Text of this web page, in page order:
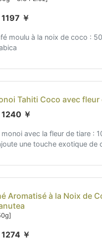
￥
moulu à la noix de coco :
Tahiti Coco avec fleur
￥
monoi avec la fleur de tiare :
une touche exotique de
Aromatisé à la Noix de
￥